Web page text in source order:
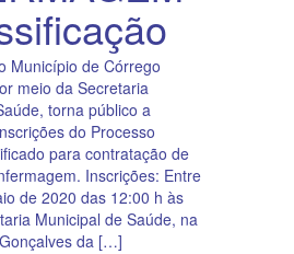
Município de Córrego
meio da Secretaria
torna público a
do Processo
para contratação de
Inscrições: Entre
de 2020 das 12:00 h às
Municipal de Saúde, na
da […]